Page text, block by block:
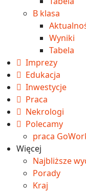
B klasa
Wyniki
Tabela
Imprezy
Edukacja
Inwestycje
Praca
Nekrologi
Polecamy
praca
Więcej
Najbliższe
Porady
Kraj